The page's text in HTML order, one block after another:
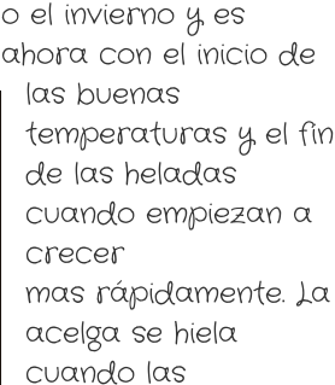
o el invierno y es
ahora con el inicio de
las buenas
temperaturas y el fin
de las heladas
cuando empiezan a
crecer
mas rápidamente. La
acelga se hiela
cuando las